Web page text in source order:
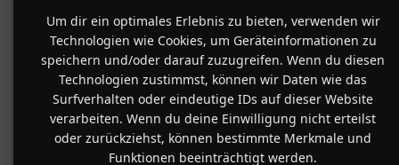
Um dir ein optimales Erlebnis zu bieten, verwenden wir
Technologien wie Cookies, um Geräteinformationen zu
speichern und/oder darauf zuzugreifen. Wenn du diesen
Technologien zustimmst, können wir Daten wie das
Surfverhalten oder eindeutige IDs auf dieser Website
verarbeiten. Wenn du deine Einwilligung nicht erteilst
oder zurückziehst, können bestimmte Merkmale und
Funktionen beeinträchtigt werden.